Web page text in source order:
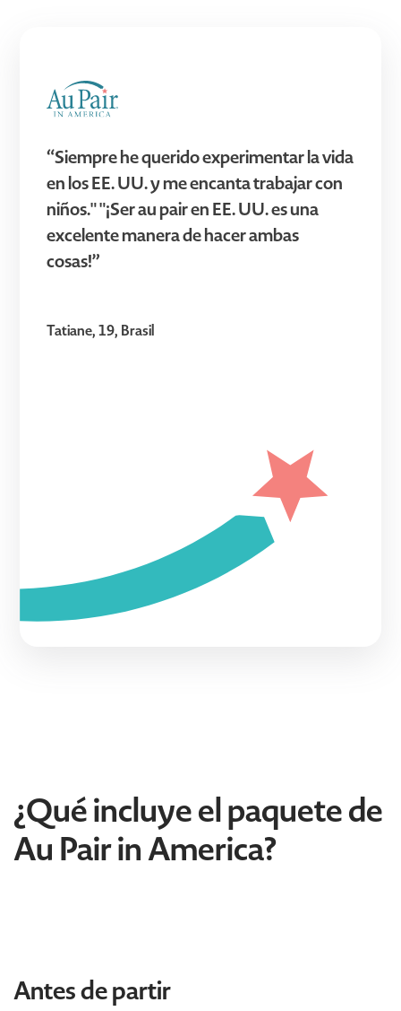
“Siempre he querido experimentar la vida
en los EE. UU. y me encanta trabajar con
niños." "¡Ser au pair en EE. UU. es una
excelente manera de hacer ambas
cosas!”
Tatiane, 19, Brasil
¿Qué incluye el paquete de
Au Pair in America?
Antes de partir